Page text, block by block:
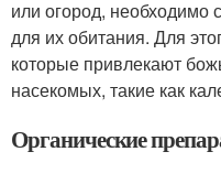
или огород, необходимо
для их обитания. Для
которые привлекают
насекомых, такие как
Органические